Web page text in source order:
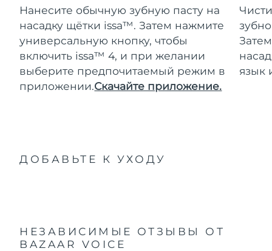
Нанесите обычную зубную пасту на
насадку щётки issa™. Затем нажмите
универсальную кнопку, чтобы
включить issa™ 4, и при желании
выберите предпочитаемый режим в
приложении.Скачайте приложение.
язык
ДОБАВЬТЕ К УХОДУ
НЕЗАВИСИМЫЕ ОТЗЫВЫ
ОТ
BAZAAR VOICE